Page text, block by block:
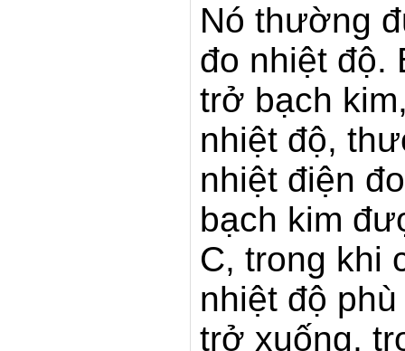
Nó thường
đo nhiệt độ.
trở bạch
nhiệt độ,
nhiệt điện
bạch kim
C, trong khi
nhiệt độ
trở xuống,